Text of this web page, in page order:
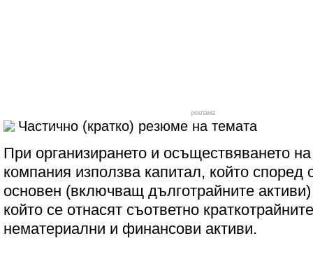
реклама
Частично (кратко) резюме на темата
При организирането и осъществяването
компания използва капитал, който според
основен (включващ дълготрайните
който се отнасят съответно
нематериални и финансови активи.